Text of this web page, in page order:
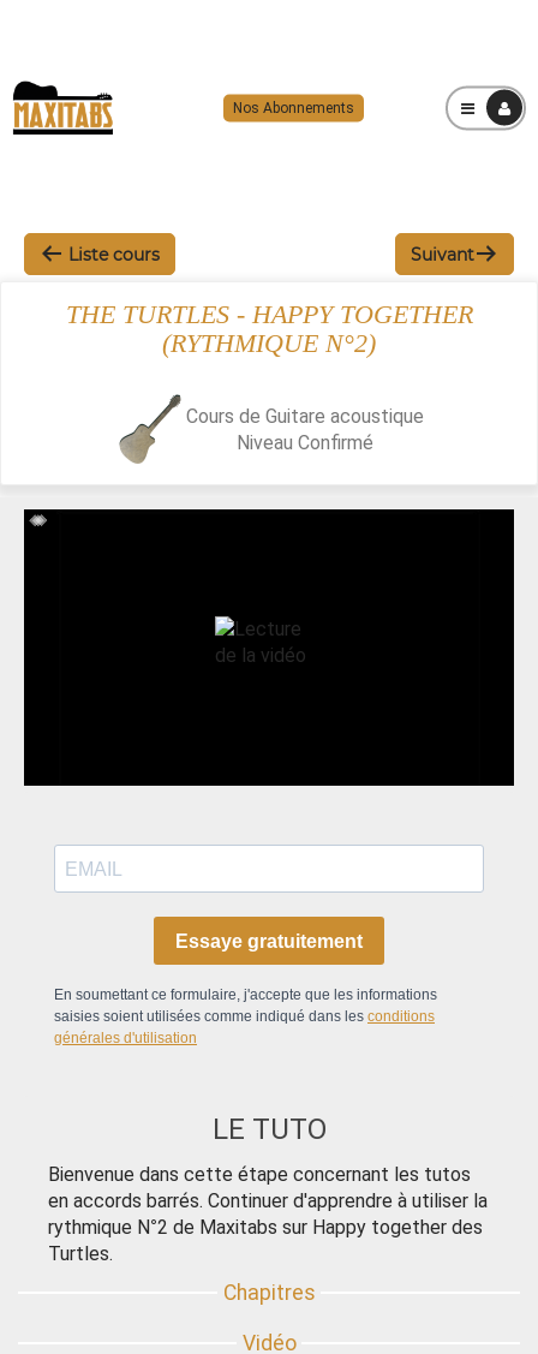
Nos Abonnements MENU
Liste cours Suivant
THE TURTLES - HAPPY TOGETHER
(RYTHMIQUE N°2)
Cours de Guitare acoustique
Niveau Confirmé
Essaye gratuitement
En soumettant ce formulaire, j'accepte que les informations
saisies soient utilisées comme indiqué dans les conditions
générales d'utilisation
LE TUTO
Bienvenue dans cette étape concernant les tutos
en accords barrés. Continuer d'apprendre à utiliser la
rythmique N°2 de Maxitabs sur Happy together des
Turtles.